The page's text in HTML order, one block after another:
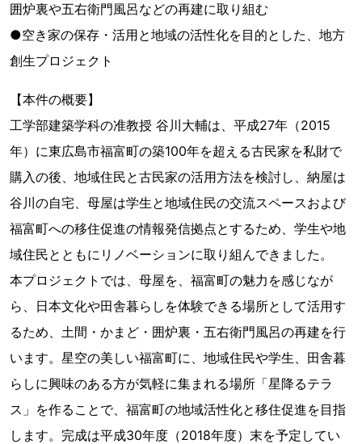
囲炉裏や五右衛門風呂などの再建に取り組む
●空き家の保存・活用と地域の活性化を目的とした、地方
創生プロジェクト
【本件の概要】
工学部建築学科の准教授 谷川大輔は、平成27年（2015
年）に東広島市福富町の築100年を超える古民家を私財で
購入の後、地域住民と古民家の活用方法を検討し、納屋は
谷川の自宅、母屋は学生と地域住民の交流スペースおよび
福富町への移住促進の情報発信拠点とするため、学生や地
域住民とともにリノベーションに取り組んできました。
本プロジェクトでは、母屋を、福富町の魅力を感じなが
ら、日本文化や田舎暮らしを体験できる場所として活用す
るため、土間・かまど・囲炉裏・五右衛門風呂の再建を行
います。星空の美しい福富町に、地域住民や学生、田舎暮
らしに興味のある方が気軽に集まれる場所「星降るテラ
ス」を作ることで、福富町の地域活性化と移住促進を目指
します。完成は平成30年度（2018年度）末を予定してい